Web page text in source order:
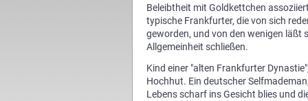
Beleibtheit mit Goldkettchen
typische Frankfurter, die von sich
geworden, und von den wenigen läßt
Allgemeinheit schließen.
Kind einer "alten Frankfurter
Hochhut. Ein deutscher
Lebens scharf ins Gesicht blies und